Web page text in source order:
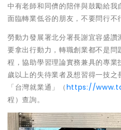
中有老師和同儕的陪伴與鼓勵給
面臨轉業低谷的朋友，不要問行不
勞動力發展署北分署長謝宜容盛讚
要拿出行動力，轉職創業都不是問
程，協助學習理論實務兼具的專業
歲以上的失待業者及想習得一技
「台灣就業通」（https://
程）查詢。